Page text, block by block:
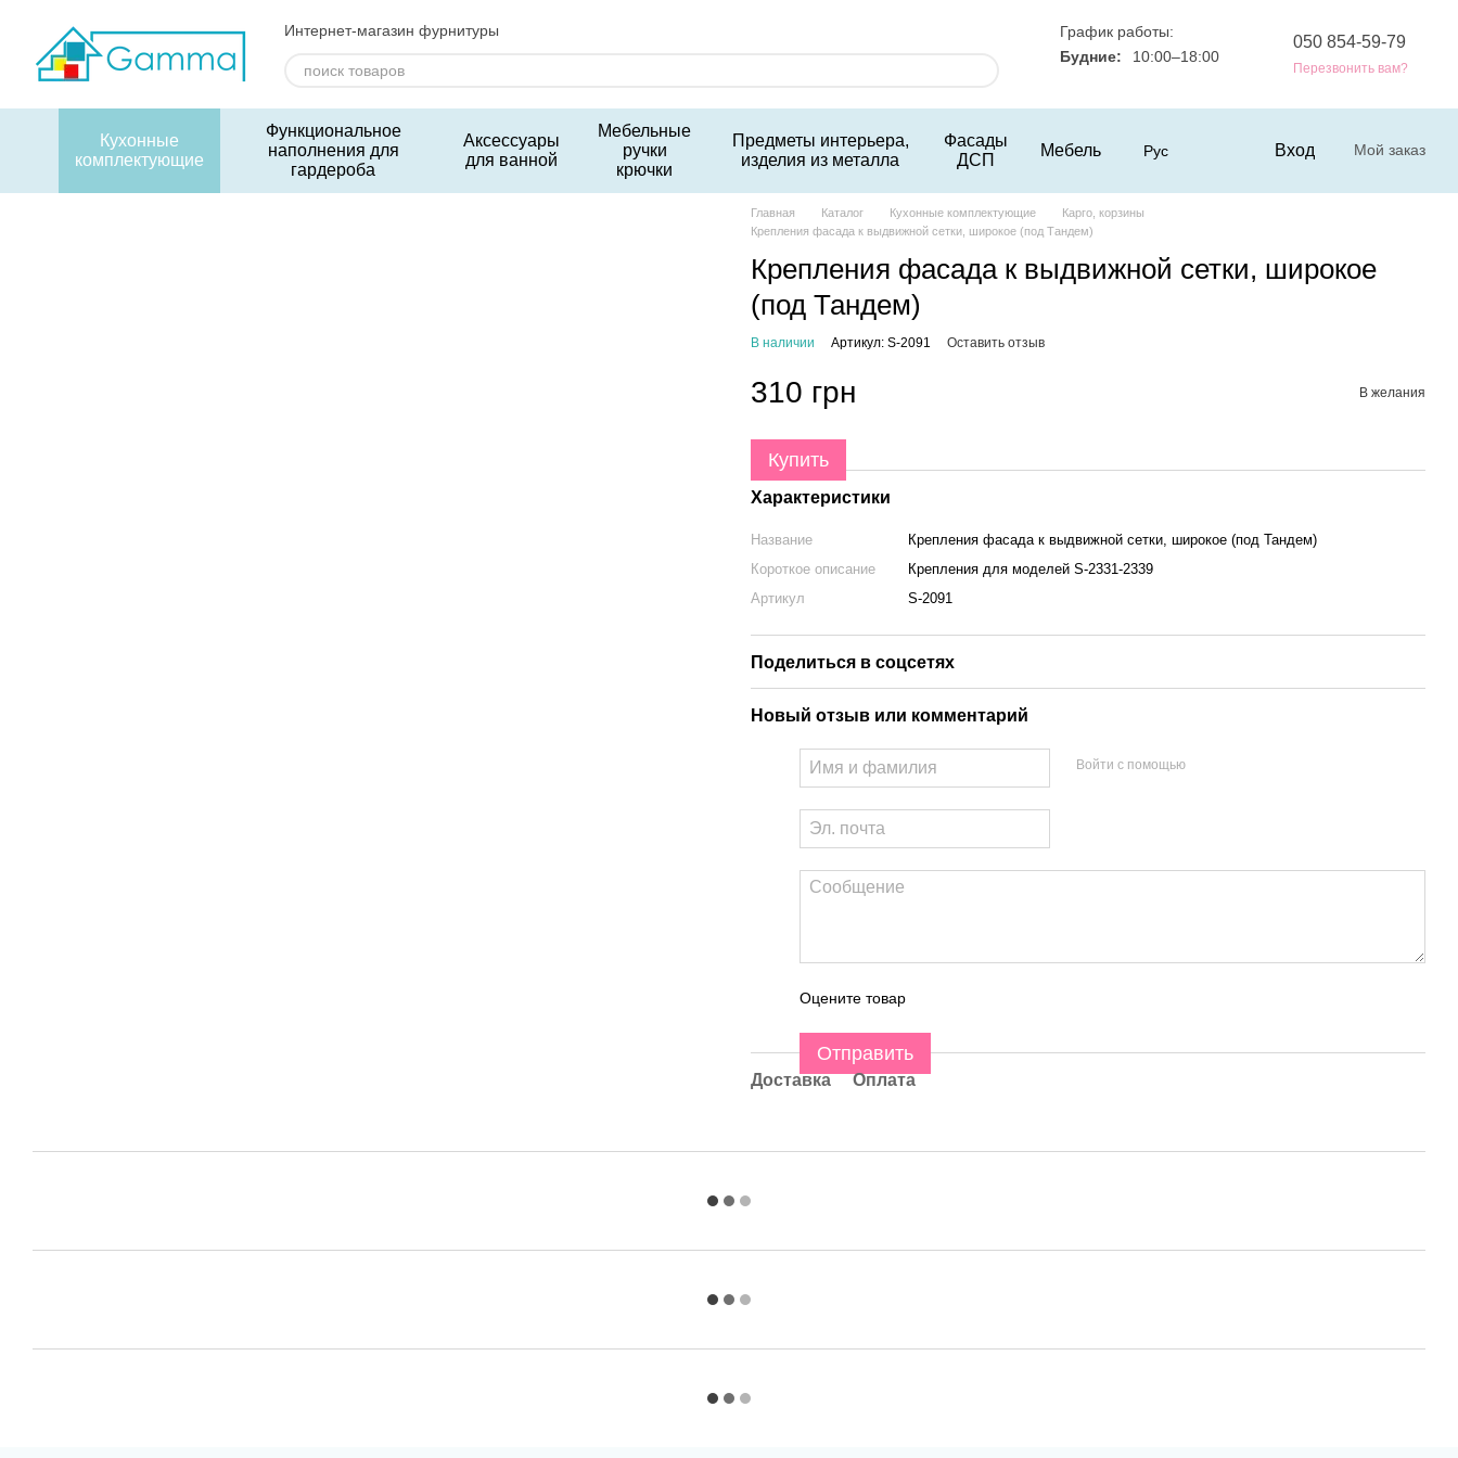
Интернет-магазин фурнитуры
График работы:
Будние:
10:00–18:00
050 854-59-79
Перезвонить вам?
Кухонные
комплектующие
Функциональное
наполнения для
гардероба
Аксессуары
для ванной
Мебельные
ручки
крючки
Предметы интерьера,
изделия из металла
Фасады
ДСП
Мебель Рус Вход Мой заказ
Главная Каталог Кухонные комплектующие
Карго, корзины
Крепления фасада к выдвижной сетки, широкое (под Тандем)
Крепления фасада к выдвижной сетки, широкое
(под Тандем)
В наличии Артикул: S-2091 Оставить отзыв
310 грн В желания
Купить
Характеристики
Название
Крепления фасада к выдвижной сетки, широкое (под Тандем)
Короткое описание
Крепления для моделей S-2331-2339
Артикул
S-2091
Поделиться в соцсетях
Новый отзыв или комментарий
Войти с помощью
Оцените товар
Отправить
Доставка Оплата